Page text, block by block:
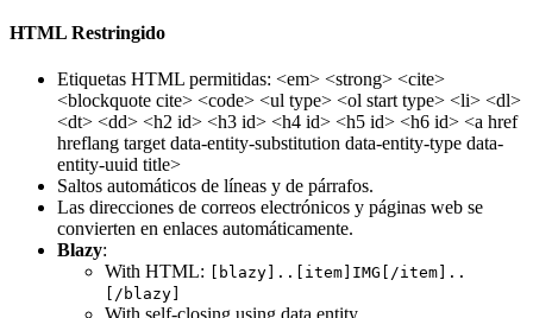
HTML Restringido
Etiquetas HTML permitidas: <em> <strong> <cite>
<blockquote cite> <code> <ul type> <ol start type> <li> <dl>
<dt> <dd> <h2 id> <h3 id> <h4 id> <h5 id> <h6 id> <a href
hreflang target data-entity-substitution data-entity-type data-
entity-uuid title>
Saltos automáticos de líneas y de párrafos.
Las direcciones de correos electrónicos y páginas web se
convierten en enlaces automáticamente.
Blazy:
With HTML:
[blazy]..[item]IMG[/item]..
[/blazy]